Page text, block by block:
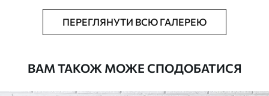
Додатково Можна додати лакове покриття.
ПЕРЕГЛЯНУТИ ВСЮ ГАЛЕРЕЮ
ВАМ ТАКОЖ МОЖЕ СПОДОБАТИСЯ